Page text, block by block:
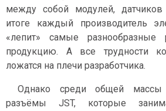
между собой модулей,
итоге каждый производитель
«лепит» самые
продукцию. А все трудности
ложатся на плечи разработчика.
Однако среди общей массы
разъёмы JST, которые